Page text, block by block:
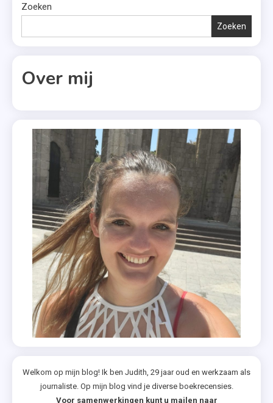
Zoeken
Zoeken
Over mij
Welkom op mijn blog! Ik ben Judith, 29 jaar oud en werkzaam als
journaliste. Op mijn blog vind je diverse boekrecensies.
Voor samenwerkingen kunt u mailen naar